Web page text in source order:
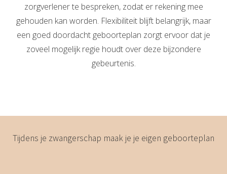
zorgverlener te bespreken, zodat er rekening mee
gehouden kan worden. Flexibiliteit blijft belangrijk, maar
een goed doordacht geboorteplan zorgt ervoor dat je
zoveel mogelijk regie houdt over deze bijzondere
gebeurtenis.
Tijdens je zwangerschap maak je je eigen geboorteplan